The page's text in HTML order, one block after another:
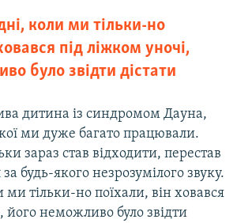
коли ми тільки-но
під ліжком уночі,
було звідти дістати
дитина із синдромом Дауна,
ми дуже багато працювали.
зараз став відходити, перестав
будь-якого незрозумілого звуку.
ми тільки-но поїхали, він ховався
його неможливо було звідти